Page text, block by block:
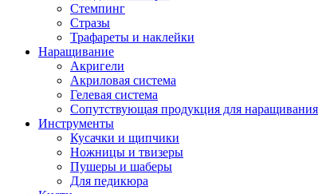
Стемпинг
Стразы
Трафареты и наклейки
Наращивание
Акригели
Акриловая система
Гелевая система
Сопутствующая продукция для наращивания
Инструменты
Кусачки и щипчики
Ножницы и твизеры
Пушеры и шаберы
Для педикюра